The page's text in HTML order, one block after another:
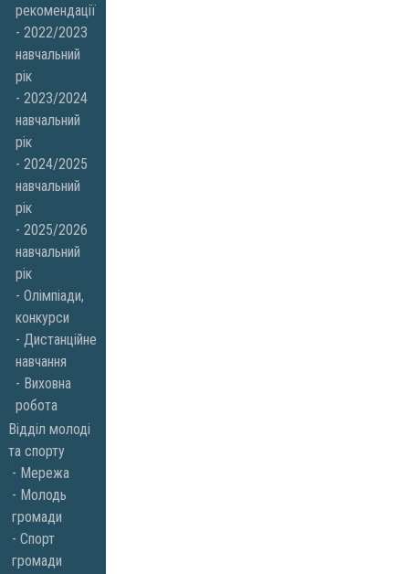
рекомендації
2022/2023
навчальний
рік
2023/2024
навчальний
рік
2024/2025
навчальний
рік
2025/2026
навчальний
рік
Олімпіади,
конкурси
Дистанційне
навчання
Виховна
робота
Відділ молоді
та спорту
Мережа
Молодь
громади
Спорт
громади